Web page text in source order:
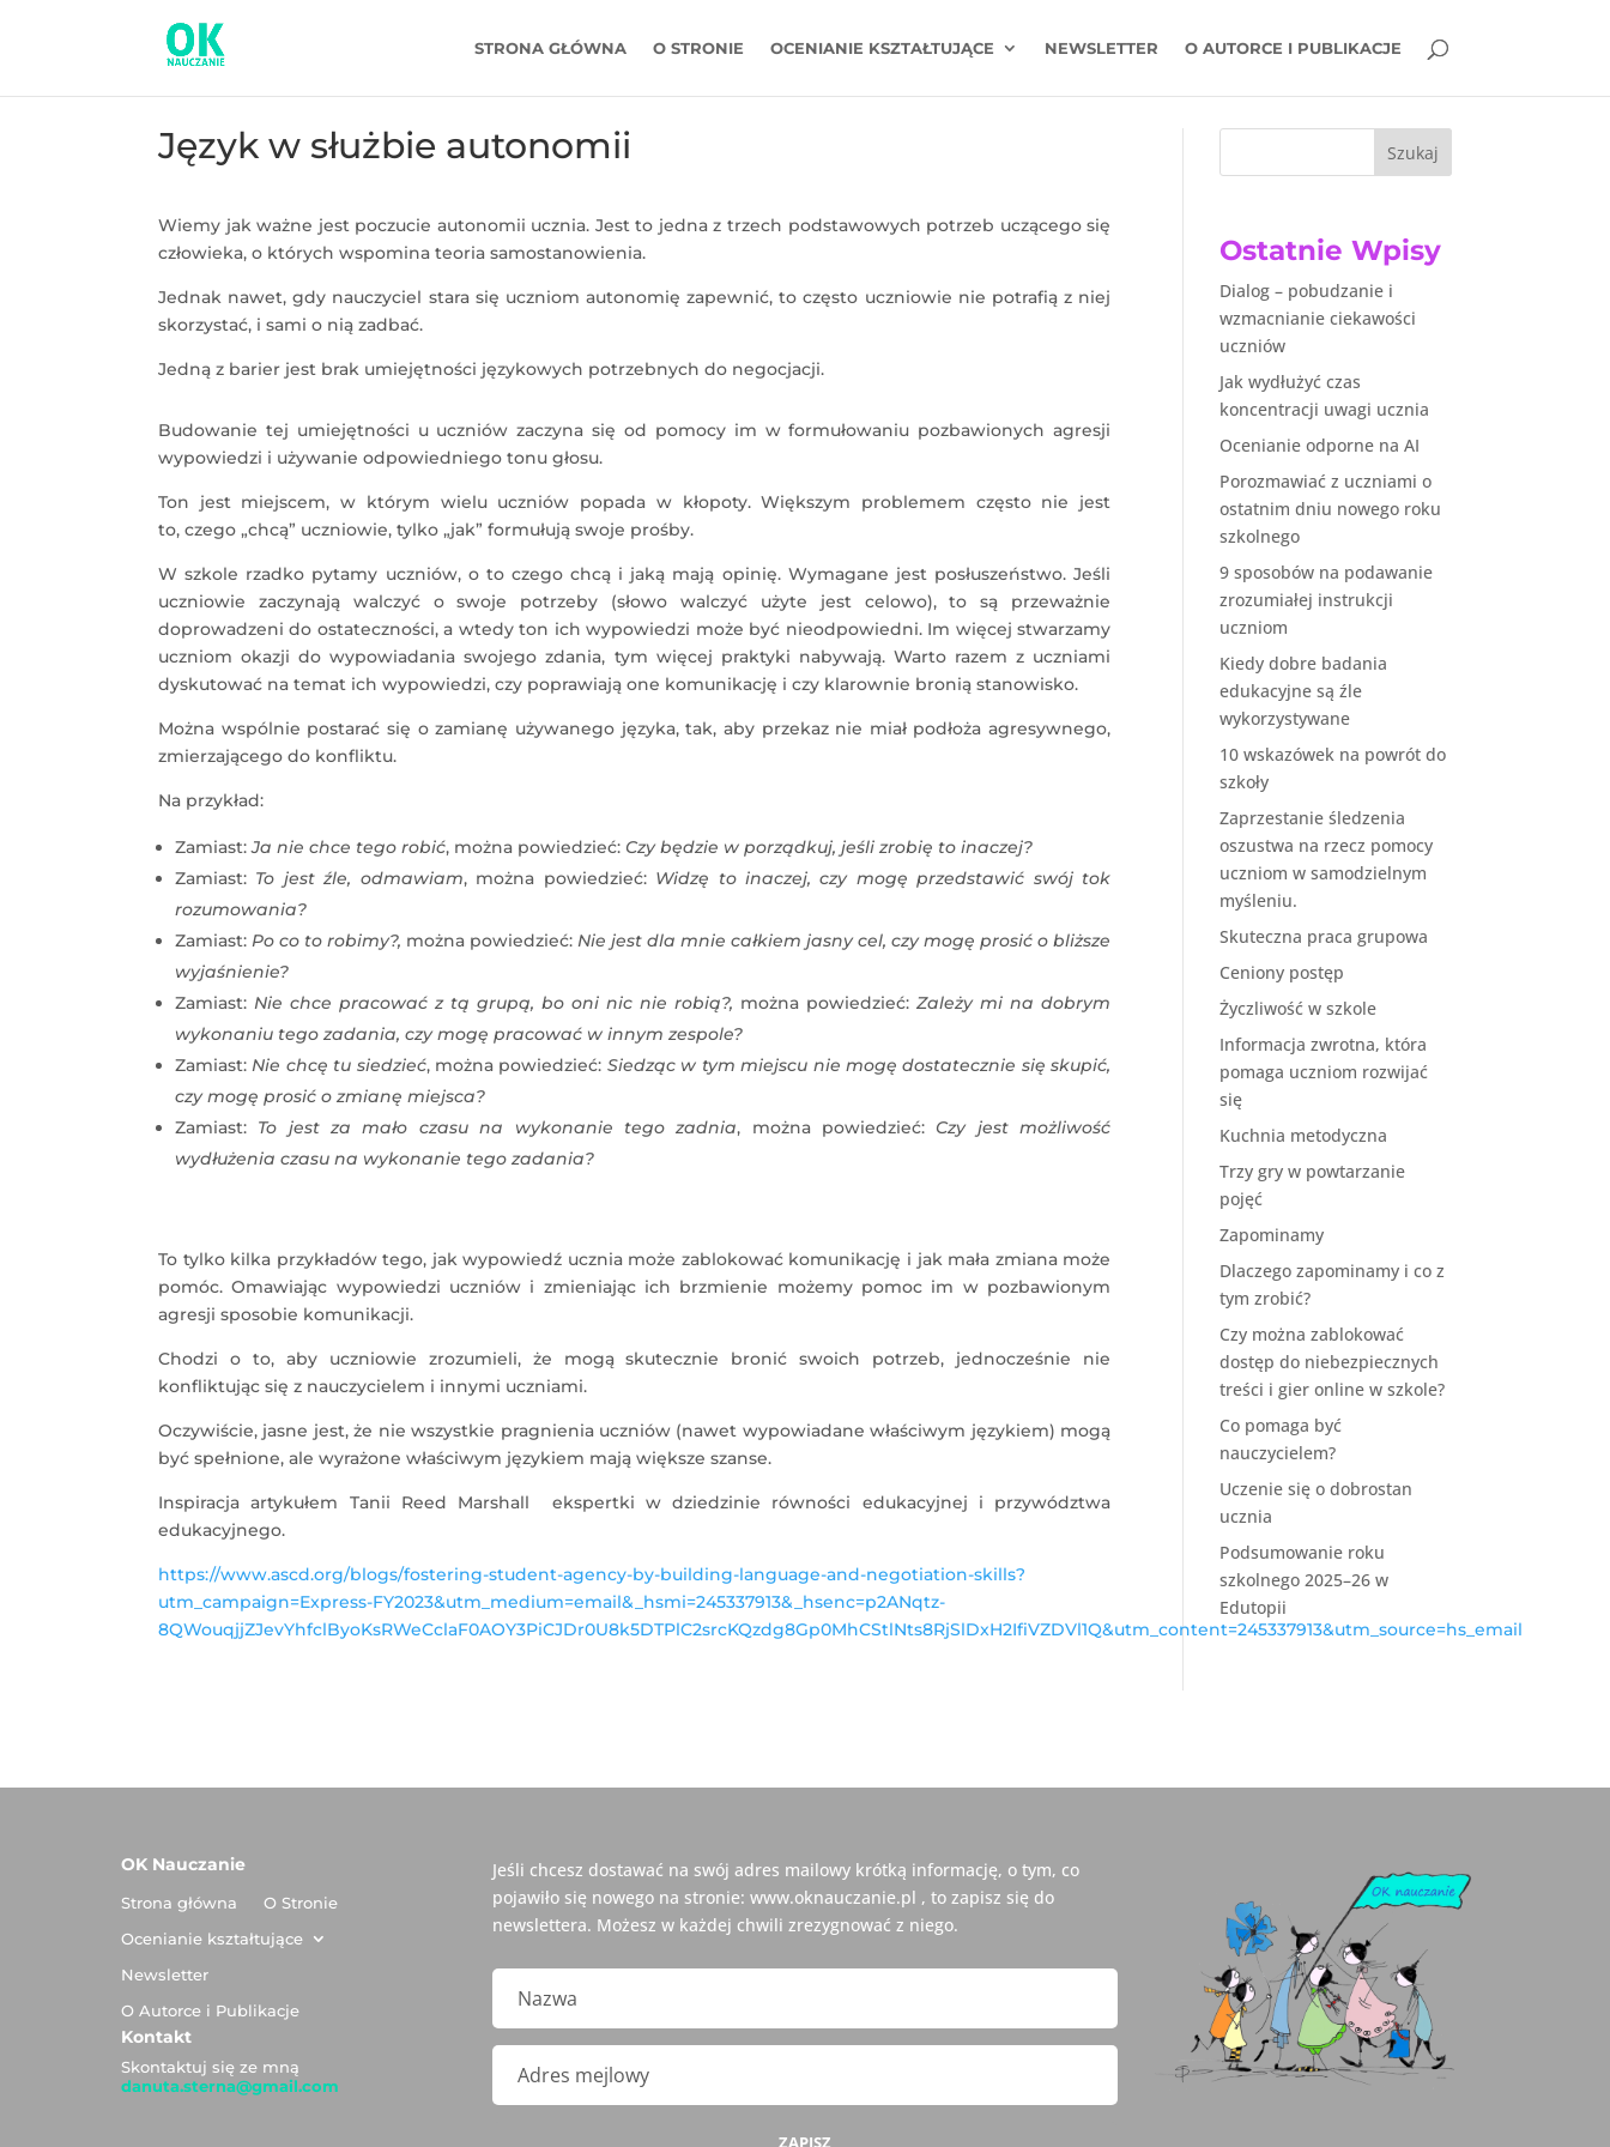
STRONA GŁÓWNA O STRONIE OCENIANIE KSZTAŁTUJĄCE NEWSLETTER O AUTORCE I PUBLIKACJE
Język w służbie autonomii
Wiemy jak ważne jest poczucie autonomii ucznia. Jest to jedna z trzech podstawowych potrzeb uczącego się
człowieka, o których wspomina teoria samostanowienia.
Jednak nawet, gdy nauczyciel stara się uczniom autonomię zapewnić, to często uczniowie nie potrafią z niej
skorzystać, i sami o nią zadbać.
Jedną z barier jest brak umiejętności językowych potrzebnych do negocjacji.
Budowanie tej umiejętności u uczniów zaczyna się od pomocy im w formułowaniu pozbawionych agresji
wypowiedzi i używanie odpowiedniego tonu głosu.
Ton jest miejscem, w którym wielu uczniów popada w kłopoty. Większym problemem często nie jest
to, czego „chcą” uczniowie, tylko „jak” formułują swoje prośby.
W szkole rzadko pytamy uczniów, o to czego chcą i jaką mają opinię. Wymagane jest posłuszeństwo. Jeśli
uczniowie zaczynają walczyć o swoje potrzeby (słowo walczyć użyte jest celowo), to są przeważnie
doprowadzeni do ostateczności, a wtedy ton ich wypowiedzi może być nieodpowiedni. Im więcej stwarzamy
uczniom okazji do wypowiadania swojego zdania, tym więcej praktyki nabywają. Warto razem z uczniami
dyskutować na temat ich wypowiedzi, czy poprawiają one komunikację i czy klarownie bronią stanowisko.
Można wspólnie postarać się o zamianę używanego języka, tak, aby przekaz nie miał podłoża agresywnego,
zmierzającego do konfliktu.
Na przykład:
Zamiast:Ja nie chce tego robić, można powiedzieć: Czy będzie w porządkuj, jeśli zrobię to inaczej?
Zamiast: To jest źle, odmawiam, można powiedzieć: Widzę to inaczej, czy mogę przedstawić swój tok
rozumowania?
Zamiast: Po co to robimy?, można powiedzieć: Nie jest dla mnie całkiem jasny cel, czy mogę prosić o bliższe
wyjaśnienie?
Zamiast: Nie chce pracować z tą grupą, bo oni nic nie robią?, można powiedzieć:Zależy mi na dobrym
wykonaniu tego zadania, czy mogę pracować w innym zespole?
Zamiast: Nie chcę tu siedzieć, można powiedzieć: Siedząc w tym miejscu nie mogę dostatecznie się skupić,
czy mogę prosić o zmianę miejsca?
Zamiast: To jest za mało czasu na wykonanie tego zadnia, można powiedzieć: Czy jest możliwość
wydłużenia czasu na wykonanie tego zadania?
To tylko kilka przykładów tego, jak wypowiedź ucznia może zablokować komunikację i jak mała zmiana może
pomóc. Omawiając wypowiedzi uczniów i zmieniając ich brzmienie możemy pomoc im w pozbawionym
agresji sposobie komunikacji.
Chodzi o to, aby uczniowie zrozumieli, że mogą skutecznie bronić swoich potrzeb, jednocześnie nie
konfliktując się z nauczycielem i innymi uczniami.
Oczywiście, jasne jest, że nie wszystkie pragnienia uczniów (nawet wypowiadane właściwym językiem) mogą
być spełnione, ale wyrażone właściwym językiem mają większe szanse.
Inspiracja artykułem Tanii Reed Marshall ekspertki w dziedzinie równości edukacyjnej i przywództwa
edukacyjnego.
https://www.ascd.org/blogs/fostering-student-agency-by-building-language-and-negotiation-skills?
utm_campaign=Express-FY2023&utm_medium=email&_hsmi=245337913&_hsenc=p2ANqtz-
8QWouqjjZJevYhfclByoKsRWeCclaF0AOY3PiCJDr0U8k5DTPlC2srcKQzdg8Gp0MhCStlNts8RjSlDxH2IfiVZDVl1Q&utm_content=245337913&utm_source=hs_email
Szukaj
Ostatnie Wpisy
Dialog – pobudzanie i
wzmacnianie ciekawości
uczniów
Jak wydłużyć czas
koncentracji uwagi ucznia
Ocenianie odporne na AI
Porozmawiać z uczniami o
ostatnim dniu nowego roku
szkolnego
9 sposobów na podawanie
zrozumiałej instrukcji
uczniom
Kiedy dobre badania
edukacyjne są źle
wykorzystywane
10 wskazówek na powrót do
szkoły
Zaprzestanie śledzenia
oszustwa na rzecz pomocy
uczniom w samodzielnym
myśleniu.
Skuteczna praca grupowa
Ceniony postęp
Życzliwość w szkole
Informacja zwrotna, która
pomaga uczniom rozwijać
się
Kuchnia metodyczna
Trzy gry w powtarzanie
pojęć
Zapominamy
Dlaczego zapominamy i co z
tym zrobić?
Czy można zablokować
dostęp do niebezpiecznych
treści i gier online w szkole?
Co pomaga być
nauczycielem?
Uczenie się o dobrostan
ucznia
Podsumowanie roku
szkolnego 2025–26 w
Edutopii
OK Nauczanie
Strona główna
O Stronie
Ocenianie kształtujące
Newsletter
O Autorce i Publikacje
Kontakt
Skontaktuj się ze mną
danuta.sterna@gmail.com
Jeśli chcesz dostawać na swój adres mailowy krótką informację, o tym, co
pojawiło się nowego na stronie: www.oknauczanie.pl , to zapisz się do
newslettera. Możesz w każdej chwili zrezygnować z niego.
ZAPISZ